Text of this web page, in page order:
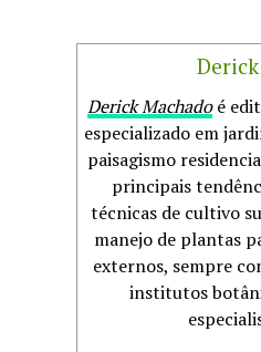
Derick Machadoé
especializado em
paisagismo
principais
técnicas de cultivo
manejo de plantas
externos, sempre
institutos